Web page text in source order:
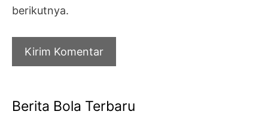
berikutnya.
Berita Bola Terbaru